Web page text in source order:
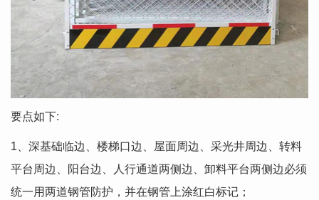
要点如下:
1、深基础临边、楼梯口边、屋面周边、采光井周边、转料
平台周边、阳台边、人行通道两侧边、卸料平台两侧边必须
统一用两道钢管防护，并在钢管上涂红白标记；